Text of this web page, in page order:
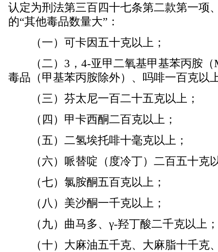
认定为刑法第三百四十七条第二款第一项
的“其他毒品数量大”：
（一）可卡因五十克以上；
（二）3，4-亚甲二氧基甲基苯丙胺（
毒品（甲基苯丙胺除外）、吗啡一百克以
（三）芬太尼一百二十五克以上；
（四）甲卡西酮二百克以上；
（五）二氢埃托啡十毫克以上；
（六）哌替啶（度冷丁）二百五十克
（七）氯胺酮五百克以上；
（八）美沙酮一千克以上；
（九）曲马多、γ-羟丁酸二千克以上；
（十）大麻油五千克、大麻脂十千克